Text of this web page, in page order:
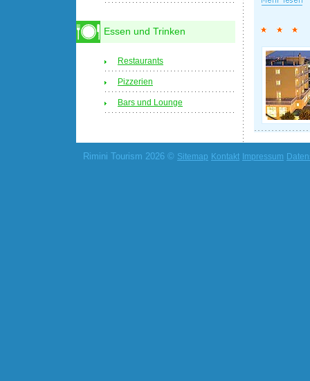
Essen und Trinken
Restaurants
Pizzerien
Bars und Lounge
Rimini Tourism 2026 © Sitemap Kontakt Impressum